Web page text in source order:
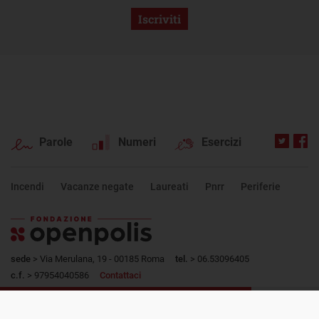
Iscriviti
Parole Numeri Esercizi
Incendi Vacanze negate Laureati Pnrr Periferie
sede > Via Merulana, 19 - 00185 Roma tel. > 06.53096405
c.f. > 97954040586 Contattaci